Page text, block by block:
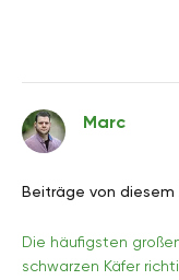
Marc
Beiträge von diesem
Die häufigsten
schwarzen Käfer